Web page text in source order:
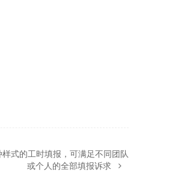
式的工时填报，可满足不同团队
或个人的全部填报诉求